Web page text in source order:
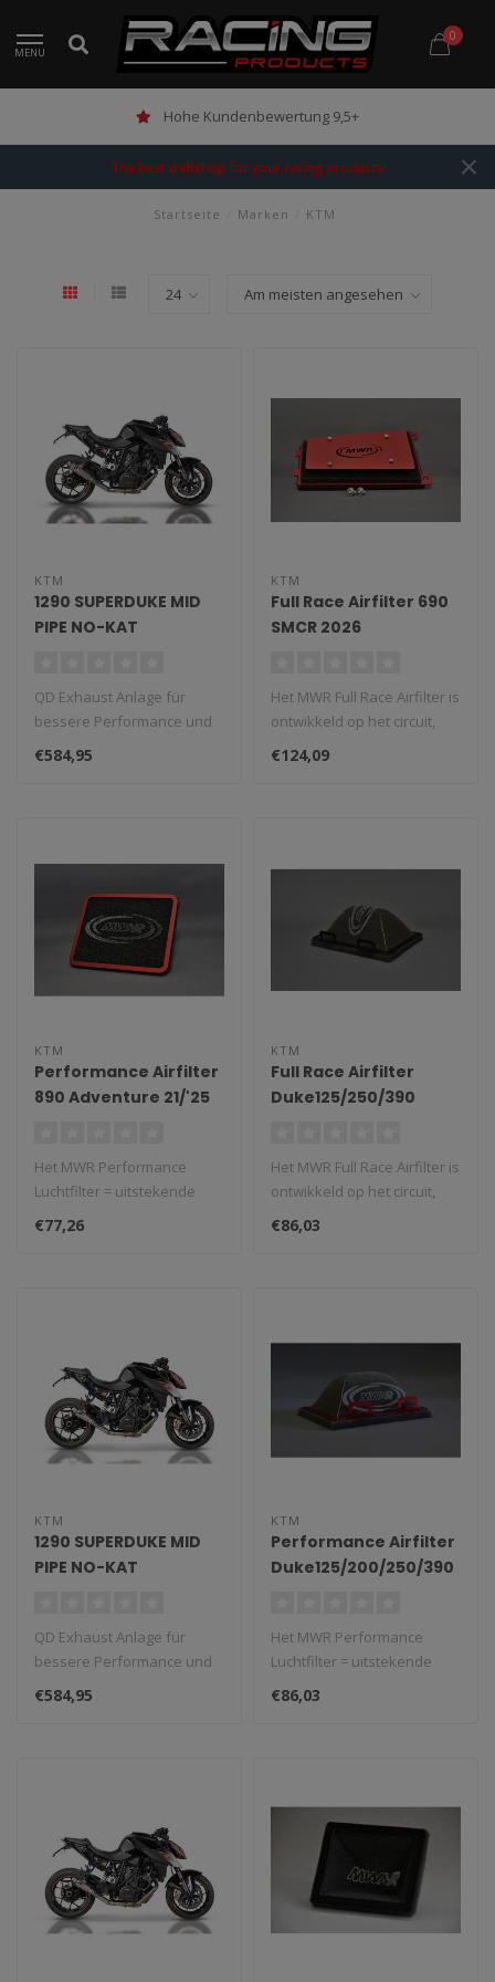
MENU
0
Hohe Kundenbewertung 9,5+
The best webshop for your racing products!
Startseite Marken KTM
KTM
1290 SUPERDUKE MID
PIPE NO-KAT
QD Exhaust Anlage für
bessere Performance und
Sound.
€584,95
KTM
Full Race Airfilter 690
SMCR 2026
Het MWR Full Race Airfilter is
ontwikkeld op het circuit,
niet op de dyno maar i..
€124,09
KTM
Performance Airfilter
890 Adventure 21/'25
Het MWR Performance
Luchtfilter = uitstekende
prestaties en max.
bescherming. Ge..
€77,26
KTM
Full Race Airfilter
Duke125/250/390
Het MWR Full Race Airfilter is
ontwikkeld op het circuit,
niet op de dyno maar i..
€86,03
KTM
1290 SUPERDUKE MID
PIPE NO-KAT
QD Exhaust Anlage für
bessere Performance und
Sound.
€584,95
KTM
Performance Airfilter
Duke125/200/250/390
390 '20/'25
Het MWR Performance
Luchtfilter = uitstekende
prestaties en max.
bescherming. Ge..
€86,03